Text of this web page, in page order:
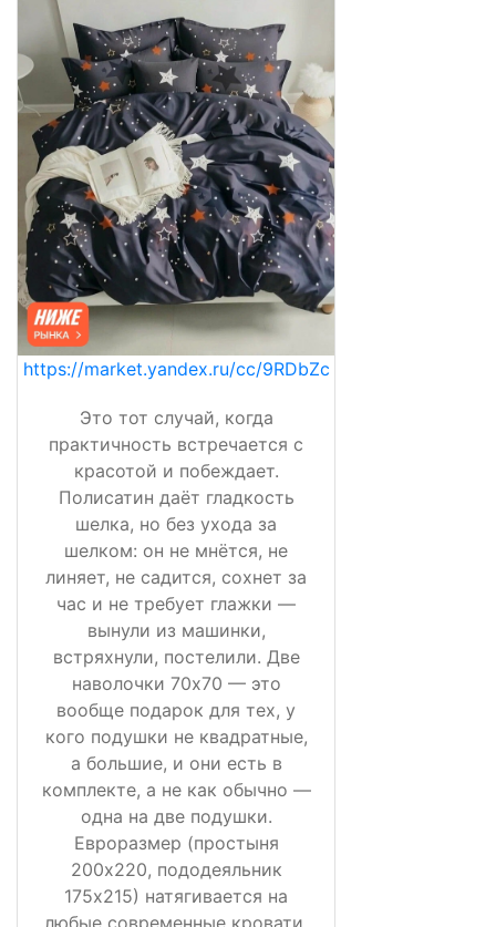
https://market.yandex.ru/cc/9RDbZc
Это тот случай, когда
практичность встречается с
красотой и побеждает.
Полисатин даёт гладкость
шелка, но без ухода за
шелком: он не мнётся, не
линяет, не садится, сохнет за
час и не требует глажки —
вынули из машинки,
встряхнули, постелили. Две
наволочки 70х70 — это
вообще подарок для тех, у
кого подушки не квадратные,
а большие, и они есть в
комплекте, а не как обычно —
одна на две подушки.
Евроразмер (простыня
200х220, пододеяльник
175х215) натягивается на
любые современные кровати,